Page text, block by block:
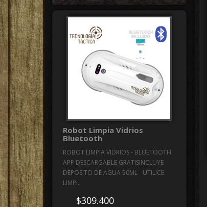
Robot Limpia Vidrios
Bluetooth
ROBOT LIMPIA VIDRIOS - BLUETOOTH
APP DESCARGABLE GRATISINCLUYE
DEPOSITO DE AGUA 50ML - UTILICE
LIMPI..
$309.400